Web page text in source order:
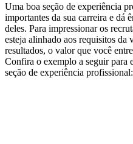
Uma boa seção de experiência
importantes da sua carreira e dá
deles. Para impressionar os
esteja alinhado aos requisitos da
resultados, o valor que você
Confira o exemplo a seguir para
seção de experiência profissional: